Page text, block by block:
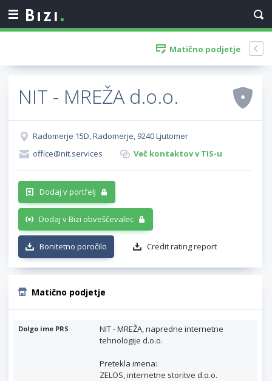
Matično podjetje
NIT - MREŽA d.o.o.
Radomerje 15D, Radomerje, 9240 Ljutomer
office@nit.services
Več kontaktov v TIS-u
Dodaj v portfelj
Dodaj v Bizi obveščevalec
Bonitetno poročilo Credit rating report
Matično podjetje
Dolgo ime PRS
NIT - MREŽA, napredne internetne
tehnologije d.o.o.
Pretekla imena:
ZELOS, internetne storitve d.o.o.